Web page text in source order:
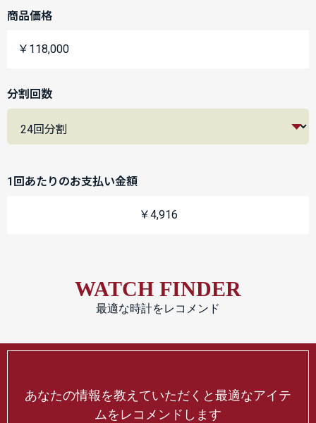
商品価格
￥118,000
分割回数
1回あたりのお支払い金額
￥4,916
WATCH FINDER
最適な時計をレコメンド
あなたの情報を教えていただくと最適なアイテ
ムをレコメンドします